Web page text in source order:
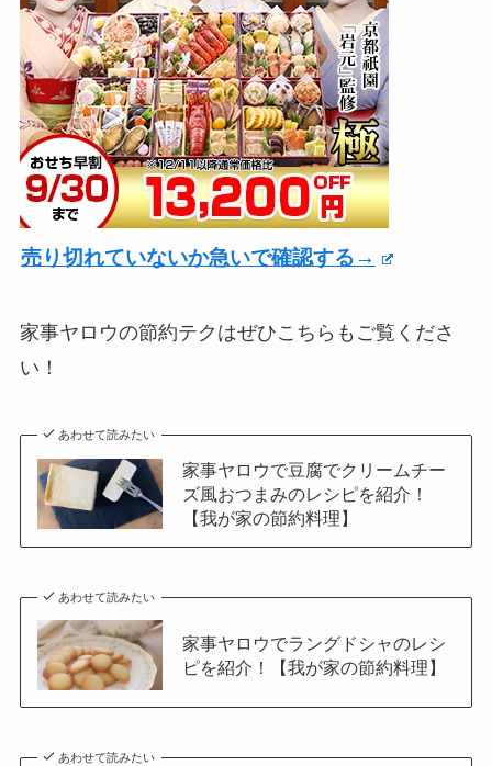
売り切れていないか急いで確認する→
家事ヤロウの節約テクはぜひこちらもご覧くださ
い！
あわせて読みたい
家事ヤロウで豆腐でクリームチー
ズ風おつまみのレシピを紹介！
【我が家の節約料理】
あわせて読みたい
家事ヤロウでラングドシャのレシ
ピを紹介！【我が家の節約料理】
あわせて読みたい